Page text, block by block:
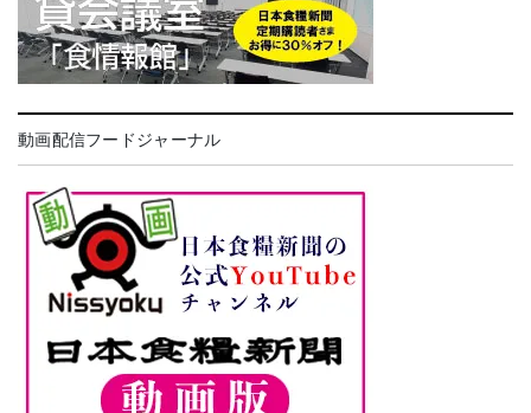
動画配信フードジャーナル